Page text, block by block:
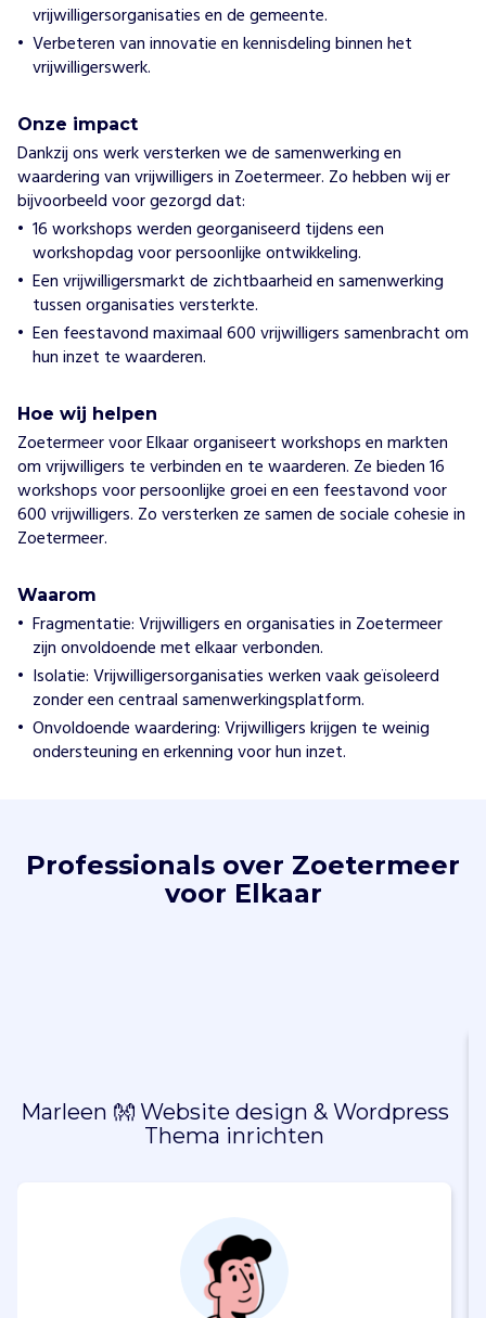
vrijwilligersorganisaties en de gemeente.
Verbeteren van innovatie en kennisdeling binnen het
vrijwilligerswerk.
Onze impact
Dankzij ons werk versterken we de samenwerking en
waardering van vrijwilligers in Zoetermeer. Zo hebben wij er
bijvoorbeeld voor gezorgd dat:
16 workshops werden georganiseerd tijdens een
workshopdag voor persoonlijke ontwikkeling.
Een vrijwilligersmarkt de zichtbaarheid en samenwerking
tussen organisaties versterkte.
Een feestavond maximaal 600 vrijwilligers samenbracht om
hun inzet te waarderen.
Hoe wij helpen
Zoetermeer voor Elkaar organiseert workshops en markten
om vrijwilligers te verbinden en te waarderen. Ze bieden 16
workshops voor persoonlijke groei en een feestavond voor
600 vrijwilligers. Zo versterken ze samen de sociale cohesie in
Zoetermeer.
Waarom
Fragmentatie: Vrijwilligers en organisaties in Zoetermeer
zijn onvoldoende met elkaar verbonden.
Isolatie: Vrijwilligersorganisaties werken vaak geïsoleerd
zonder een centraal samenwerkingsplatform.
Onvoldoende waardering: Vrijwilligers krijgen te weinig
ondersteuning en erkenning voor hun inzet.
Professionals over Zoetermeer
voor Elkaar
Marleen 👐 Website design & Wordpress
Thema inrichten